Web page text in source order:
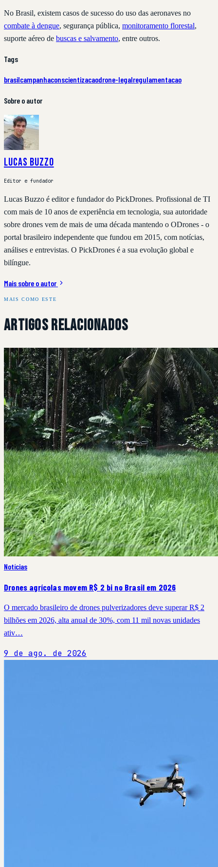
No Brasil, existem casos de sucesso do uso das aeronaves no
combate à dengue, segurança pública, monitoramento florestal,
suporte aéreo de buscas e salvamento, entre outros.
Tags
brasilcampanhaconscientizacaodrone-legalregulamentacao
Sobre o autor
Lucas Buzzo
Editor e fundador
Lucas Buzzo é editor e fundador do PickDrones. Profissional de TI
com mais de 10 anos de experiência em tecnologia, sua autoridade
sobre drones vem de mais de uma década mantendo o ODrones - o
portal brasileiro independente que fundou em 2015, com notícias,
análises e entrevistas. O PickDrones é a sua evolução global e
bilíngue.
Mais sobre o autor
MAIS COMO ESTE
Artigos Relacionados
Notícias
Drones agrícolas movem R$ 2 bi no Brasil em 2026
O mercado brasileiro de drones pulverizadores deve superar R$ 2
bilhões em 2026, alta anual de 30%, com 11 mil novas unidades
ativ…
9 de ago. de 2026